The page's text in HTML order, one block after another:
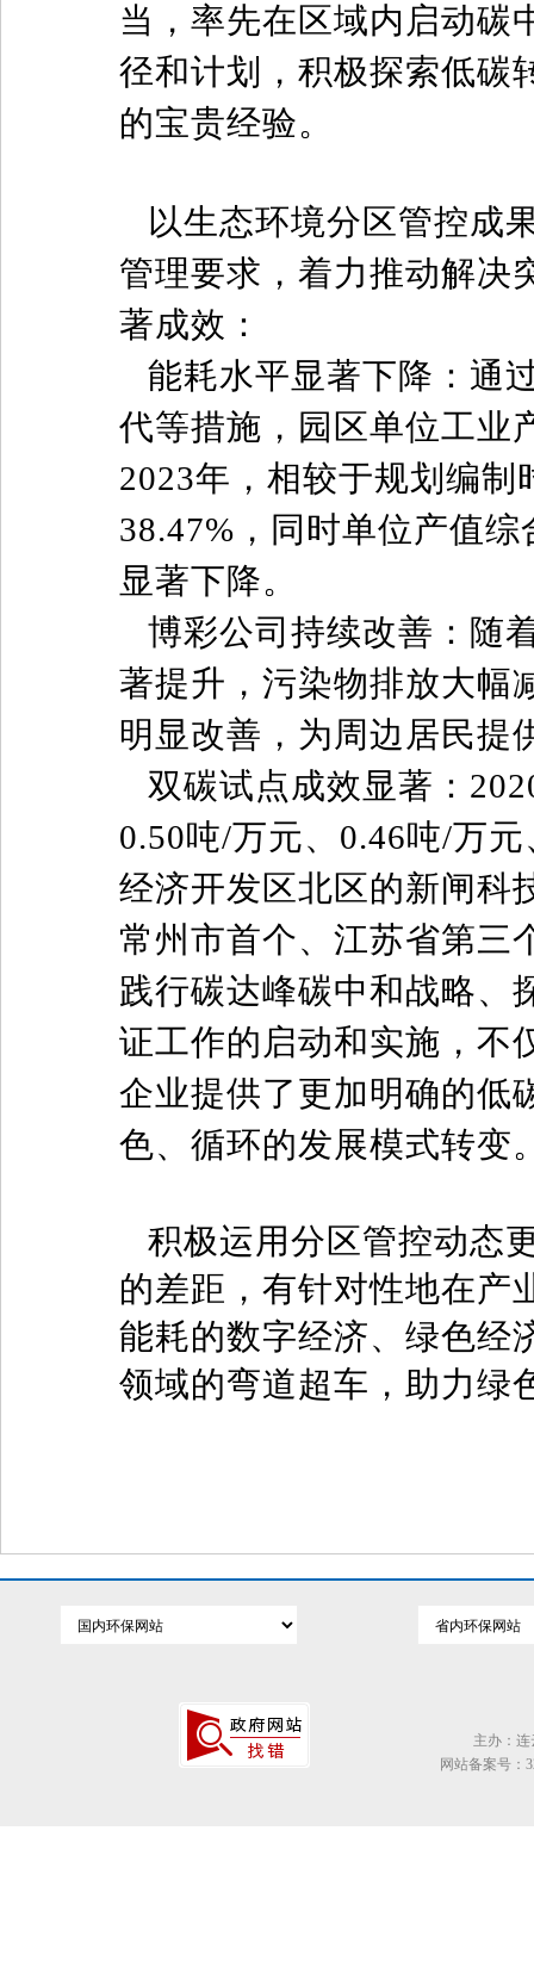
当，率先在区域内启动碳
径和计划，积极探索低碳
的宝贵经验。
以生态环境分区管控成
管理要求，着力推动解决
著成效：
能耗水平显著下降：通
代等措施，园区单位工业
2023年，相较于规划编
38.47%，同时单位产值
显著下降。
博彩公司持续改善：随
著提升，污染物排放大幅
明显改善，为周边居民提
双碳试点成效显著：
0.50吨/万元、0.46吨/万
经济开发区北区的新闸科
常州市首个、江苏省第三
践行碳达峰碳中和战略、
证工作的启动和实施，不
企业提供了更加明确的低
色、循环的发展模式转变
积极运用分区管控动态
的差距，有针对性地在产
能耗的数字经济、绿色经
领域的弯道超车，助力绿
主办：
网站备案号：